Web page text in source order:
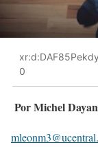
0
Por Michel